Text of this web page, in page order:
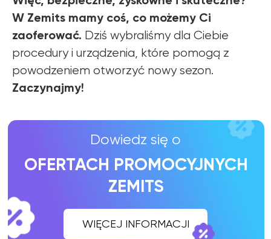
W Zemits mamy coś, co możemy Ci
zaoferować. Dziś wybraliśmy dla Ciebie
procedury i urządzenia, które pomogą z
powodzeniem otworzyć nowy sezon.
Zaczynajmy!